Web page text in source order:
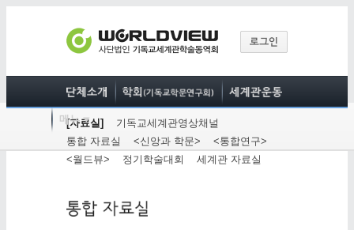
[자료실]
기독교세계관영상채널
통합 자료실
<신앙과 학문>
<통합연구>
<월드뷰>
정기학술대회 세계관 자료실